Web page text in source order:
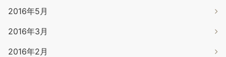
2016年5月
2016年3月
2016年2月